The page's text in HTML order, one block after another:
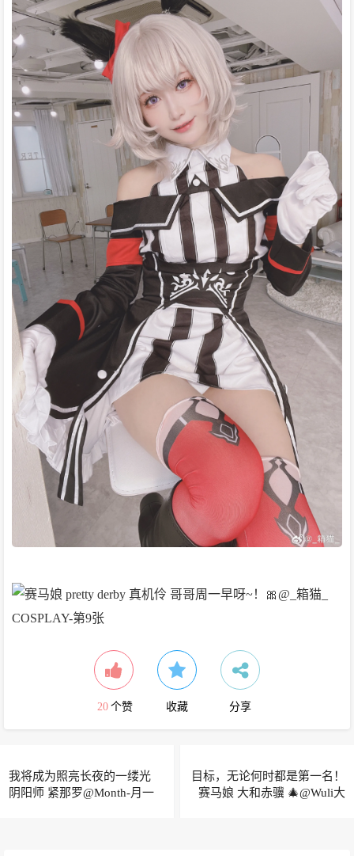
20 个赞 收藏 分享
我将成为照亮长夜的一缕光
阴阳师 紧那罗@Month-月一
目标，无论何时都是第一名！
赛马娘 大和赤骥 🎄@Wuli大